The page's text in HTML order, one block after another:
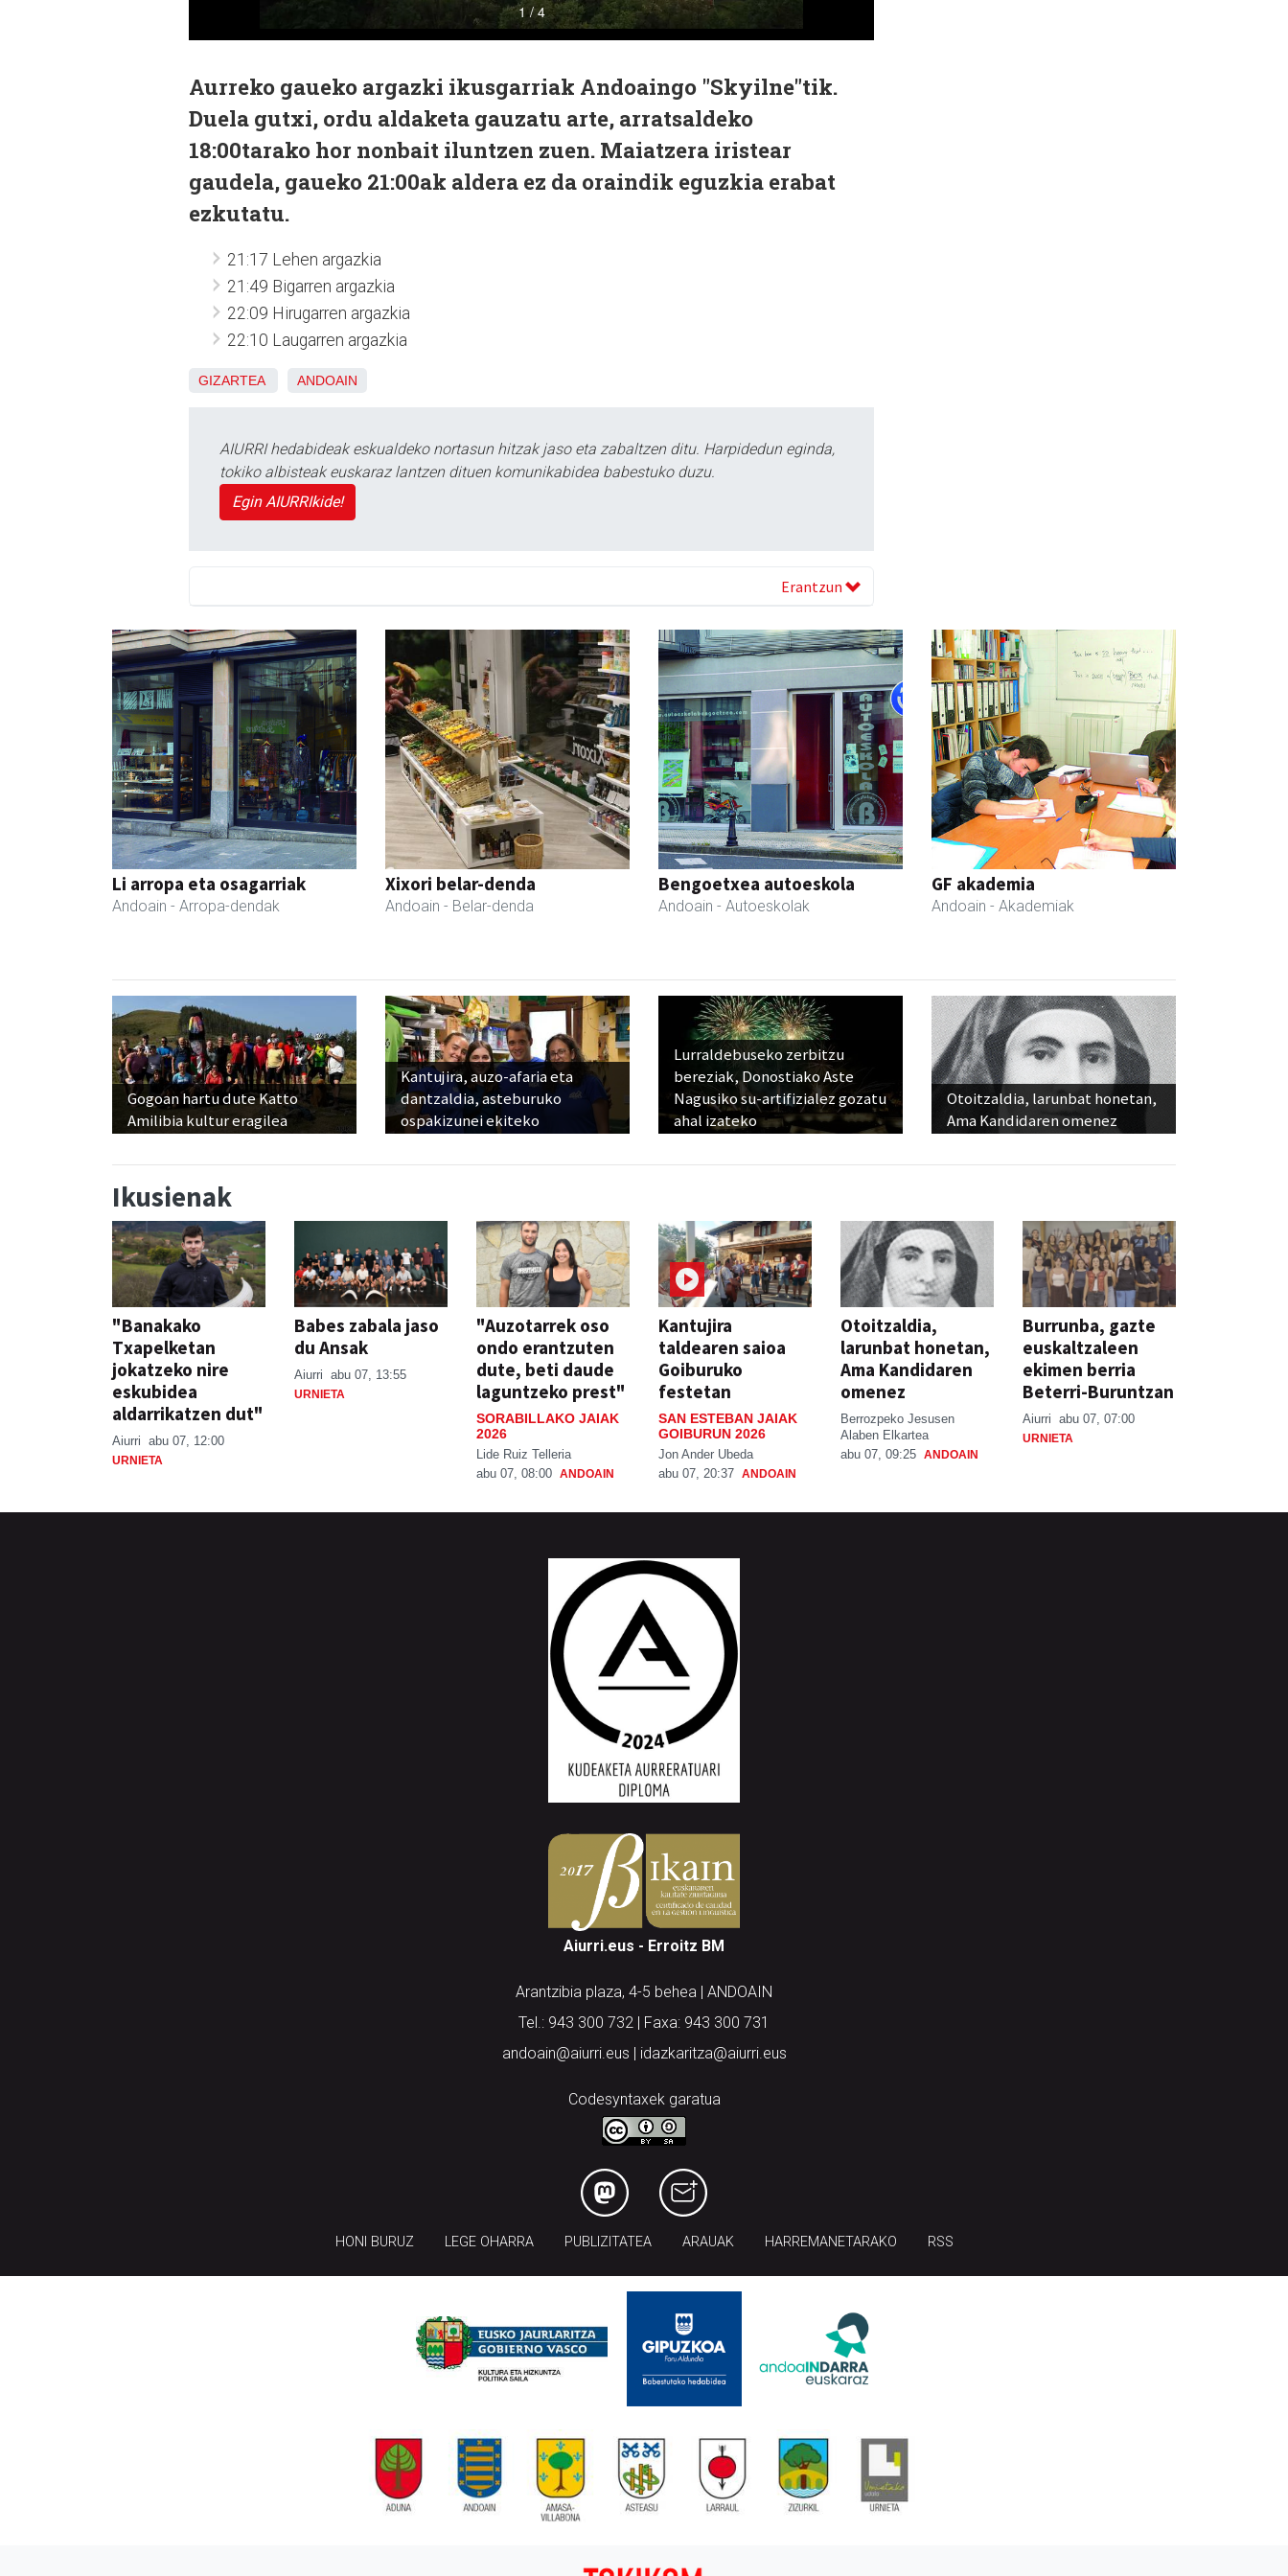
Aurreko gaueko argazki ikusgarriak Andoaingo "Skyilne"tik.
Duela gutxi, ordu aldaketa gauzatu arte, arratsaldeko
18:00tarako hor nonbait iluntzen zuen. Maiatzera iristear
gaudela, gaueko 21:00ak aldera ez da oraindik eguzkia erabat
ezkutatu.
21:17 Lehen argazkia
21:49 Bigarren argazkia
22:09 Hirugarren argazkia
22:10 Laugarren argazkia
GIZARTEA ANDOAIN
AIURRI hedabideak eskualdeko nortasun hitzak jaso eta zabaltzen ditu. Harpidedun eginda,
tokiko albisteak euskaraz lantzen dituen komunikabidea babestuko duzu.
Egin AIURRIkide!
Erantzun
Li arropa eta osagarriak
Andoain - Arropa-dendak
Xixori belar-denda
Andoain - Belar-denda
Bengoetxea autoeskola
Andoain - Autoeskolak
GF akademia
Andoain - Akademiak
Gogoan hartu dute Katto
Amilibia kultur eragilea
Kantujira, auzo-afaria eta
dantzaldia, asteburuko
ospakizunei ekiteko
Lurraldebuseko zerbitzu
bereziak, Donostiako Aste
Nagusiko su-artifizialez gozatu
ahal izateko
Otoitzaldia, larunbat honetan,
Ama Kandidaren omenez
Ikusienak
"Banakako
Txapelketan
jokatzeko nire
eskubidea
aldarrikatzen dut"
Aiurri abu 07, 12:00
URNIETA
Babes zabala jaso
du Ansak
Aiurri abu 07, 13:55
URNIETA
"Auzotarrek oso
ondo erantzuten
dute, beti daude
laguntzeko prest"
SORABILLAKO JAIAK
2026
Lide Ruiz Telleria
abu 07, 08:00 ANDOAIN
Kantujira
taldearen saioa
Goiburuko
festetan
SAN ESTEBAN JAIAK
GOIBURUN 2026
Jon Ander Ubeda
abu 07, 20:37 ANDOAIN
Otoitzaldia,
larunbat honetan,
Ama Kandidaren
omenez
Berrozpeko Jesusen
Alaben Elkartea
abu 07, 09:25 ANDOAIN
Burrunba, gazte
euskaltzaleen
ekimen berria
Beterri-Buruntzan
Aiurri abu 07, 07:00
URNIETA
Aiurri.eus - Erroitz BM
Arantzibia plaza, 4-5 behea | ANDOAIN
Tel.: 943 300 732 | Faxa: 943 300 731
andoain@aiurri.eus | idazkaritza@aiurri.eus
Codesyntaxek garatua
HONI BURUZ LEGE OHARRA PUBLIZITATEA ARAUAK HARREMANETARAKO RSS